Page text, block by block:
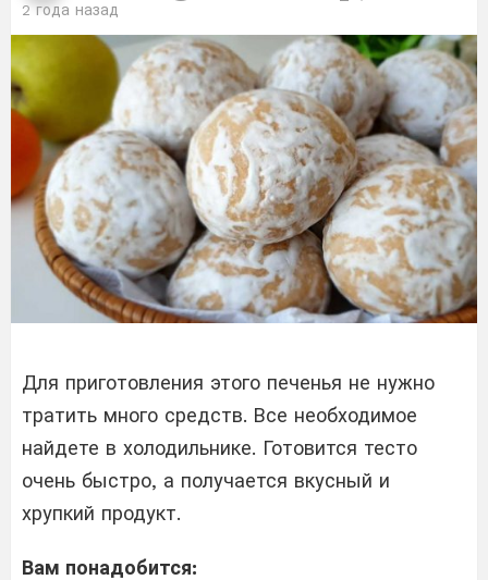
2 года назад
Для приготовления этого печенья не нужно
тратить много средств. Все необходимое
найдете в холодильнике. Готовится тесто
очень быстро, а получается вкусный и
хрупкий продукт.
Вам понадобится: